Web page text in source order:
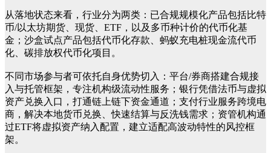
从落地状态来看，行业分为两类：已合规规模化产品包括比特
币/以太坊期货、现货、ETF，以及多币种计价的代币化基
金；沙盒试点产品包括代币化存款、蚂蚁充电桩现金流代币
化、碳排放权代币化项目。
不同市场参与者可依托自身优势切入：平台/券商搭建合规接
入与托管框架，专注机构级流动性服务；银行凭借法币与虚拟
资产兑换入口，打通链上链下资金通道；支付行业服务跨境电
商，解决本地货币兑换、快速结算与反洗钱需求；资管机构通
过ETF将虚拟资产纳入配置，建立适配高波动特性的风控框
架。